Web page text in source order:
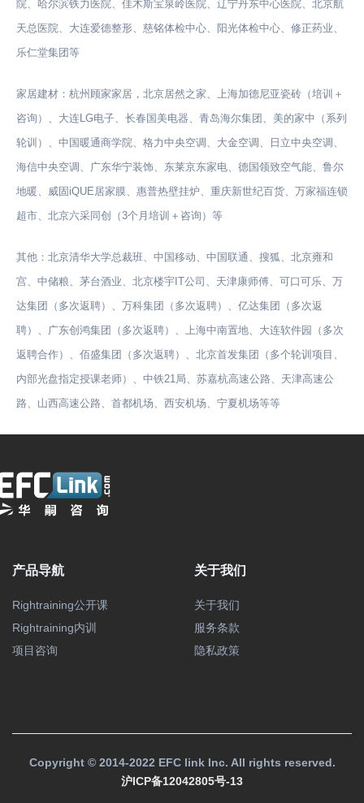
院、哈尔滨铁力医院、佳木斯宝泉岭医院、辽宁丹东中心医院、北京航
天总医院、大连爱德整形、慈铭体检中心、阳光体检中心、修正药业、
乐仁堂集团等
家居建材：杭州顾家家居，北京居然之家、上海加德尼亚瓷砖（培训＋
咨询）、大连LG电子、长春国美电器、青岛海尔集团、美的家中（系列
轮训）、中国暖通商学院、格力中央空调、大金空调、日立中央空调、
海信中央空调、广东华宁装饰、东莱京东家电、德国领致空气能、鲁尔
地暖、威固iQUE居家膜、惠普热壁挂炉、重庆新世纪百货、万家福连锁
超市、北京六采同创（3个月培训＋咨询）等
其他：北京清华大学总裁班、中国移动、中国联通、搜狐、北京雍和
宫、中储粮、茅台酒业、北京楼宇IT公司、天津康师傅、可口可乐、万
达集团（多次返聘）、万科集团（多次返聘）、亿达集团（多次返
聘）、广东创鸿集团（多次返聘）、上海中南置地、大连软件园（多次
返聘合作）、佰盛集团（多次返聘）、北京首发集团（多个轮训项目、
内部光盘指定授课老师）、中铁21局、苏嘉杭高速公路、天津高速公
路、山西高速公路、首都机场、西安机场、宁夏机场等等
产品导航
Rightraining公开课
Rightraining内训
项目咨询
关于我们
关于我们
服务条款
隐私政策
Copyright © 2014-2022 EFC link Inc. All rights reserved.
沪ICP备12042805号-13